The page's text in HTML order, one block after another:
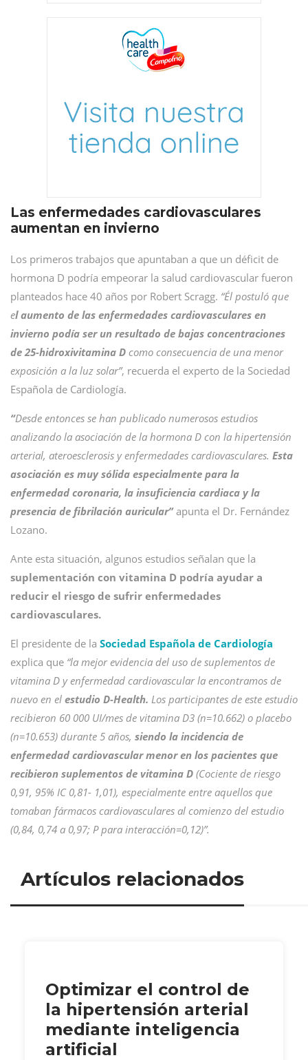
Las enfermedades cardiovasculares
aumentan en invierno
Los primeros trabajos que apuntaban a que un déficit de
hormona D podría empeorar la salud cardiovascular fueron
planteados hace 40 años por Robert Scragg. “Él postuló que
el aumento de las enfermedades cardiovasculares en
invierno podía ser un resultado de bajas concentraciones
de 25-hidroxivitamina D como consecuencia de una menor
exposición a la luz solar”, recuerda el experto de la Sociedad
Española de Cardiología.
“Desde entonces se han publicado numerosos estudios
analizando la asociación de la hormona D con la hipertensión
arterial, ateroesclerosis y enfermedades cardiovasculares. Esta
asociación es muy sólida especialmente para la
enfermedad coronaria, la insuficiencia cardiaca y la
presencia de fibrilación auricular”apunta el Dr. Fernández
Lozano.
Ante esta situación, algunos estudios señalan que la
suplementación con vitamina D podría ayudar a
reducir el riesgo de sufrir enfermedades
cardiovasculares.
El presidente de la Sociedad Española de Cardiología
explica que “la mejor evidencia del uso de suplementos de
vitamina D y enfermedad cardiovascular la encontramos de
nuevo en el estudio D-Health. Los participantes de este estudio
recibieron 60 000 UI/mes de vitamina D3 (n=10.662) o placebo
(n=10.653) durante 5 años, siendo la incidencia de
enfermedad cardiovascular menor en los pacientes que
recibieron suplementos de vitamina D (Cociente de riesgo
0,91, 95% IC 0,81- 1,01), especialmente entre aquellos que
tomaban fármacos cardiovasculares al comienzo del estudio
(0,84, 0,74 a 0,97; P para interacción=0,12)”.
Artículos relacionados
Optimizar el control de
la hipertensión arterial
mediante inteligencia
artificial